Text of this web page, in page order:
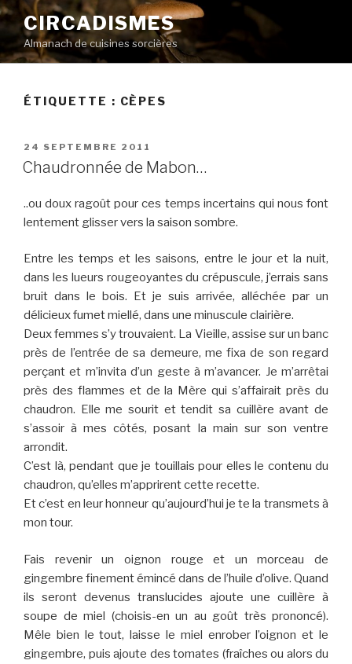
Aller
au
contenu
principal
CIRCADISMES
Almanach de cuisines sorcières
ÉTIQUETTE : CÈPES
PUBLIÉ
LE
24 SEPTEMBRE 2011
Chaudronnée de Mabon…
..ou doux ragoût pour ces temps incertains qui nous font
lentement glisser vers la saison sombre.
Entre les temps et les saisons, entre le jour et la nuit,
dans les lueurs rougeoyantes du crépuscule, j’errais sans
bruit dans le bois. Et je suis arrivée, alléchée par un
délicieux fumet miellé, dans une minuscule clairière.
Deux femmes s’y trouvaient. La Vieille, assise sur un banc
près de l’entrée de sa demeure, me fixa de son regard
perçant et m’invita d’un geste à m’avancer. Je m’arrêtai
près des flammes et de la Mère qui s’affairait près du
chaudron. Elle me sourit et tendit sa cuillère avant de
s’assoir à mes côtés, posant la main sur son ventre
arrondit.
C’est là, pendant que je touillais pour elles le contenu du
chaudron, qu’elles m’apprirent cette recette.
Et c’est en leur honneur qu’aujourd’hui je te la transmets à
mon tour.
Fais revenir un oignon rouge et un morceau de
gingembre finement émincé dans de l’huile d’olive. Quand
ils seront devenus translucides ajoute une cuillère à
soupe de miel (choisis-en un au goût très prononcé).
Mêle bien le tout, laisse le miel enrober l’oignon et le
gingembre, puis ajoute des tomates (fraîches ou alors du